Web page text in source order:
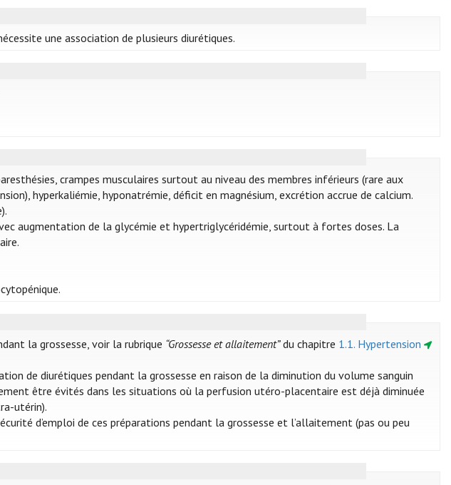
une association de plusieurs diurétiques.
crampes musculaires surtout au niveau des membres inférieurs (rare aux
hyperkaliémie, hyponatrémie, déficit en magnésium, excrétion accrue de calcium.
augmentation de la glycémie et hypertriglycéridémie, surtout à fortes doses. La
la grossesse, voir la rubrique “Grossesse et allaitement”du chapitre 1.1. Hypertension
de diurétiques pendant la grossesse en raison de la diminution du volume sanguin
être évités dans les situations où la perfusion utéro-placentaire est déjà diminuée
utérin).
d’emploi de ces préparations pendant la grossesse et l’allaitement (pas ou peu